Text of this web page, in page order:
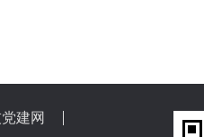
党建网